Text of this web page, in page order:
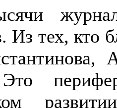
Из тех, кто